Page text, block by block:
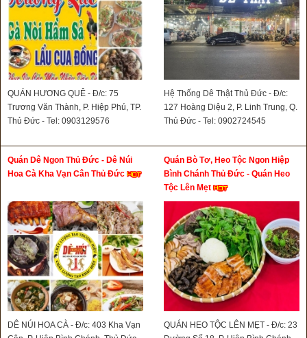
QUÁN HƯƠNG QUÊ - Đ/c: 75
Trương Văn Thành, P. Hiệp Phú, TP.
Thủ Đức - Tel: 0903129576
Hệ Thống Dê Thật Thủ Đức - Đ/c:
127 Hoàng Diệu 2, P. Linh Trung, Q.
Thủ Đức - Tel: 0902724545
Quán Dê Ngon Thủ Đức - Dê Núi
Hoa Cà Kha Vạn Cân Thủ Đức
DÊ NÚI HOA CÀ - Đ/c: 403 Kha Vạn
Quán Bò Tơ, Heo Tộc Ngon Hiệp
Bình Chánh Thủ Đức - Quán Heo
Tộc Lên Mẹt
QUÁN HEO TỘC LÊN MẸT - Đ/c: 23